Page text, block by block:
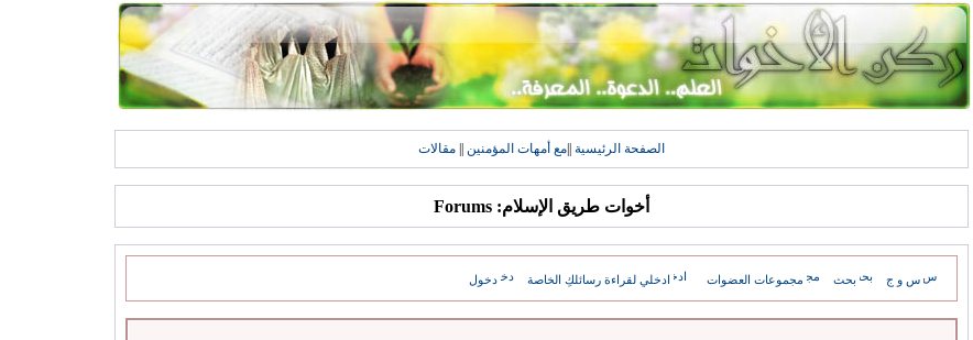
الصفحة الرئيسية مع أمهات المؤمنين مقالات
أخوات طريق الإسلام: Forums
س و ج بحث مجموعات العضوات ادخلي لقراءة رسائلكِ الخاصة دخول